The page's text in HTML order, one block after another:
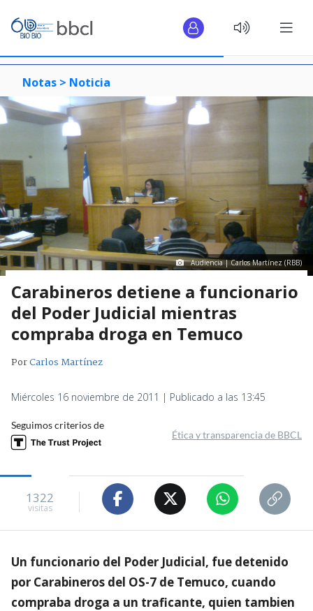
Notas > Noticia
Audiencia | Carlos Martínez (RBB)
Carabineros detiene a funcionario
del Poder Judicial mientras
compraba droga en Temuco
PorCarlos Martínez
Miércoles 16 noviembre de 2011 | Publicado a las 13:45
Seguimos criterios de
Ética y transparencia de BBCL
1322
visitas
Un funcionario del Poder Judicial, fue detenido
por Carabineros del OS-7 de Temuco, cuando
compraba droga a un traficante, quien tambien